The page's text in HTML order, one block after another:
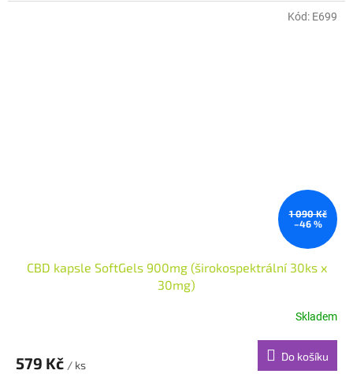
1 090 Kč
–46 %
CBD kapsle SoftGels 900mg (širokospektrální 30ks x
30mg)
Skladem
579 Kč / ks
Do košíku
Kód: E699